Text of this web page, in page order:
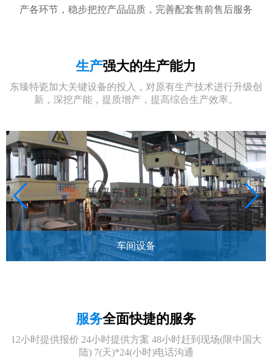
产各环节，稳步把控产品品质，完善配套售前售后服务
生产强大的生产能力
东臻特瓷加大关键设备的投入，对原有生产技术进行升级创
新，深挖产能，提质增产，提高综合生产效率。
车间设备
服务全面快捷的服务
12小时提供报价 24小时提供方案 48小时赶到现场(限中国大
陆) 7(天)*24(小时)电话沟通